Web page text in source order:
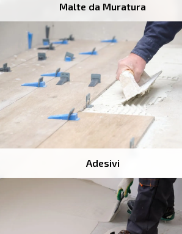
Malte da Muratura
Adesivi